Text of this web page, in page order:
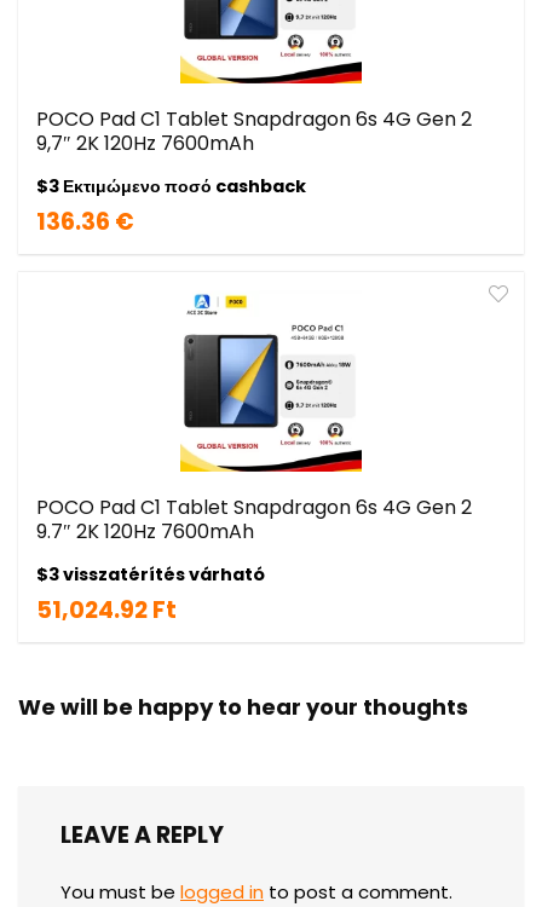
POCO Pad C1 Tablet Snapdragon 6s 4G Gen 2
9,7″ 2K 120Hz 7600mAh
$3 Εκτιμώμενο ποσό cashback
136.36 €
POCO Pad C1 Tablet Snapdragon 6s 4G Gen 2
9.7″ 2K 120Hz 7600mAh
$3 visszatérítés várható
51,024.92 Ft
We will be happy to hear your thoughts
LEAVE A REPLY
You must be logged in to post a comment.